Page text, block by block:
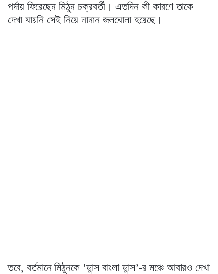
পর্দায় ফিরেছেন মিঠুন চক্রবর্তী। এতদিন কী কারণে তাকে
দেখা যায়নি সেই নিয়ে নানান জলঘোলা হয়েছে।
তবে, বর্তমানে মিঠুনকে ‛ডান্স বাংলা ডান্স’-র মঞ্চে আবারও দেখা